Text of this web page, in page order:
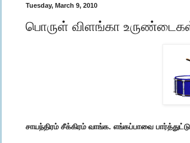
Tuesday, March 9, 2010
பொருள் விளங்கா
சாயந்திரம் சீக்கிரம் வாங்க. எங்கப்பாவை